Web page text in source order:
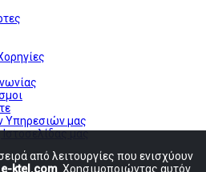
Υπηρεσιών μας
μας
από λειτουργίες που ενισχύουν
ktel.com . Χρησιμοποιώντας αυτόν